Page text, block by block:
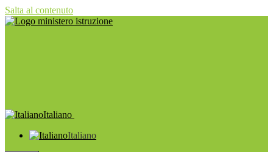
Salta al contenuto
Italiano
Italiano